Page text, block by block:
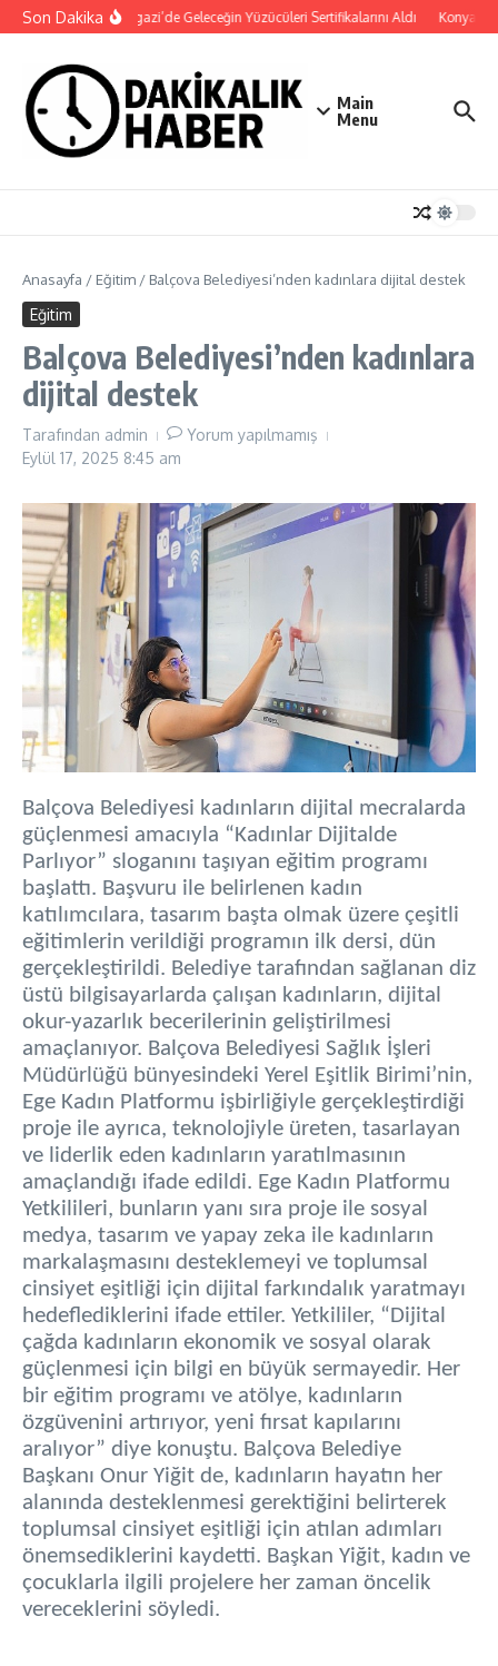
İçeriğe atla
Son DakikaOsmangazi’de Geleceğin Yüzücüleri Sertifikalarını Aldı Konya
Main
Menu
Anasayfa / Eğitim / Balçova Belediyesi’nden kadınlara dijital destek
Eğitim
Balçova Belediyesi’nden kadınlara
dijital destek
Tarafından admin
Yorum yapılmamış
Eylül 17, 2025 8:45 am
Balçova Belediyesi kadınların dijital mecralarda
güçlenmesi amacıyla “Kadınlar Dijitalde
Parlıyor” sloganını taşıyan eğitim programı
başlattı. Başvuru ile belirlenen kadın
katılımcılara, tasarım başta olmak üzere çeşitli
eğitimlerin verildiği programın ilk dersi, dün
gerçekleştirildi. Belediye tarafından sağlanan diz
üstü bilgisayarlarda çalışan kadınların, dijital
okur-yazarlık becerilerinin geliştirilmesi
amaçlanıyor. Balçova Belediyesi Sağlık İşleri
Müdürlüğü bünyesindeki Yerel Eşitlik Birimi’nin,
Ege Kadın Platformu işbirliğiyle gerçekleştirdiği
proje ile ayrıca, teknolojiyle üreten, tasarlayan
ve liderlik eden kadınların yaratılmasının
amaçlandığı ifade edildi. Ege Kadın Platformu
Yetkilileri, bunların yanı sıra proje ile sosyal
medya, tasarım ve yapay zeka ile kadınların
markalaşmasını desteklemeyi ve toplumsal
cinsiyet eşitliği için dijital farkındalık yaratmayı
hedeflediklerini ifade ettiler. Yetkililer, “Dijital
çağda kadınların ekonomik ve sosyal olarak
güçlenmesi için bilgi en büyük sermayedir. Her
bir eğitim programı ve atölye, kadınların
özgüvenini artırıyor, yeni fırsat kapılarını
aralıyor” diye konuştu. Balçova Belediye
Başkanı Onur Yiğit de, kadınların hayatın her
alanında desteklenmesi gerektiğini belirterek
toplumsal cinsiyet eşitliği için atılan adımları
önemsediklerini kaydetti. Başkan Yiğit, kadın ve
çocuklarla ilgili projelere her zaman öncelik
vereceklerini söyledi.